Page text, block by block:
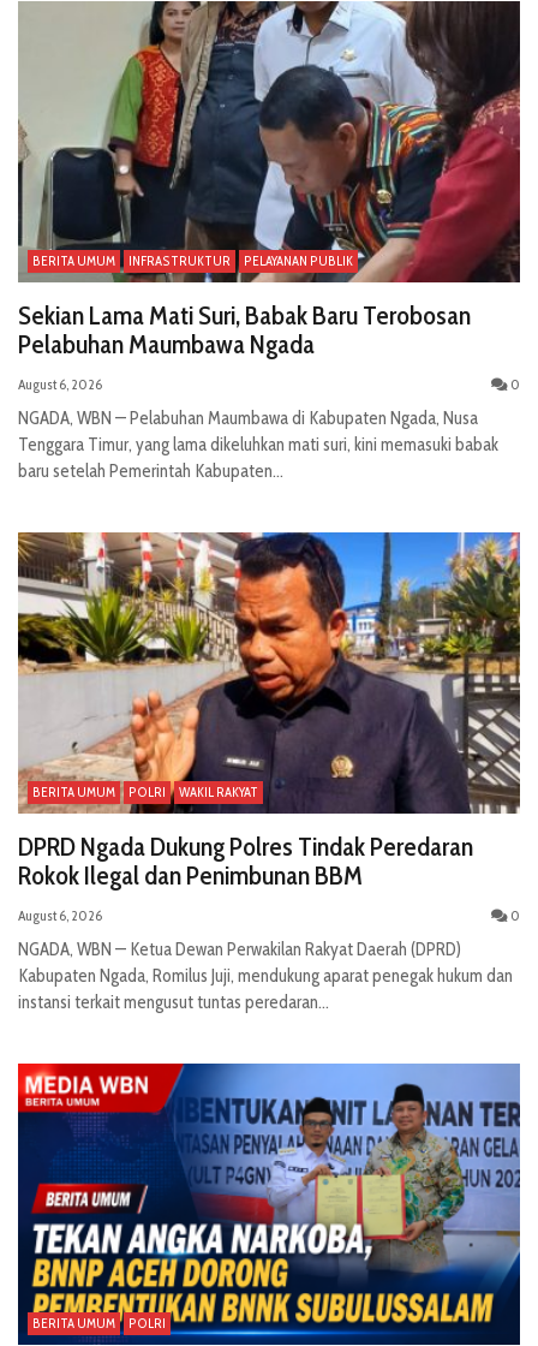
BERITA UMUM INFRASTRUKTUR PELAYANAN PUBLIK
Sekian Lama Mati Suri, Babak Baru Terobosan
Pelabuhan Maumbawa Ngada
August 6, 2026 0
NGADA, WBN — Pelabuhan Maumbawa di Kabupaten Ngada, Nusa
Tenggara Timur, yang lama dikeluhkan mati suri, kini memasuki babak
baru setelah Pemerintah Kabupaten...
BERITA UMUM POLRI WAKIL RAKYAT
DPRD Ngada Dukung Polres Tindak Peredaran
Rokok Ilegal dan Penimbunan BBM
August 6, 2026 0
NGADA, WBN — Ketua Dewan Perwakilan Rakyat Daerah (DPRD)
Kabupaten Ngada, Romilus Juji, mendukung aparat penegak hukum dan
instansi terkait mengusut tuntas peredaran...
BERITA UMUM POLRI